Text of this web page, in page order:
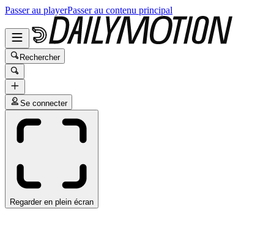
Passer au playerPasser au contenu principal
Rechercher
Se connecter
Regarder en plein écran